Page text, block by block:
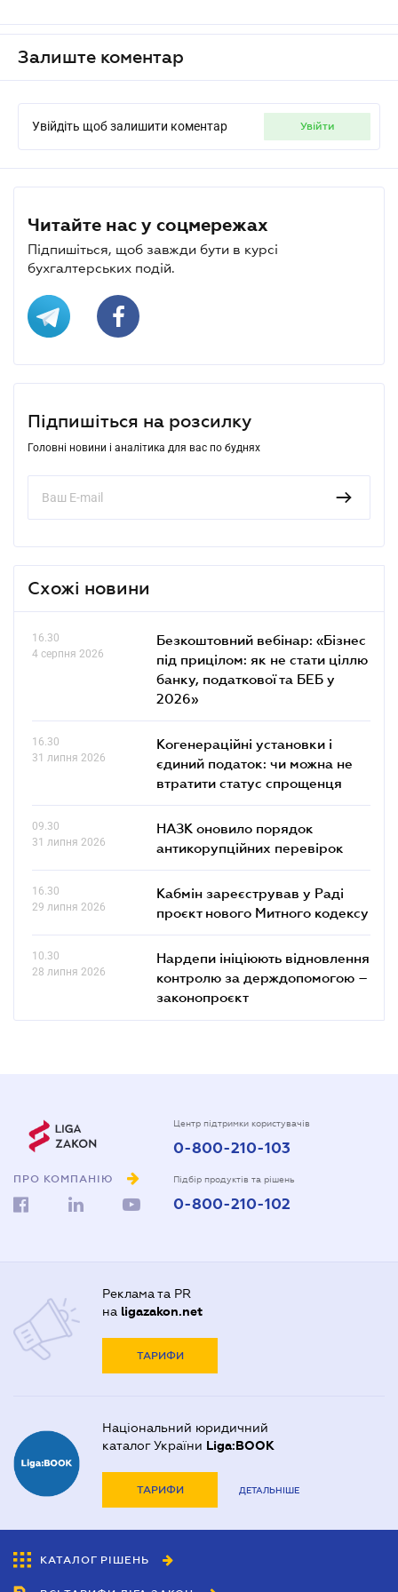
Залиште коментар
Увійдіть щоб залишити коментар увійти
Читайте нас у соцмережах
Підпишіться, щоб завжди бути в курсі
бухгалтерських подій.
Підпишіться на розсилку
Головні новини і аналітика для вас по буднях
Схожі новини
16.30
4 серпня 2026
Безкоштовний вебінар: «Бізнес
під прицілом: як не стати ціллю
банку, податкової та БЕБ у
2026»
16.30
31 липня 2026
Когенераційні установки і
єдиний податок: чи можна не
втратити статус спрощенця
09.30
31 липня 2026
НАЗК оновило порядок
антикорупційних перевірок
16.30
29 липня 2026
Кабмін зареєстрував у Раді
проєкт нового Митного кодексу
10.30
28 липня 2026
Нардепи ініціюють відновлення
контролю за держдопомогою –
законопроєкт
ПРО КОМПАНІЮ
Центр підтримки користувачів
0-800-210-103
Підбір продуктів та рішень
0-800-210-102
Реклама та PR
на ligazakon.net
ТАРИФИ
Національний юридичний
каталог України Liga:BOOK
ТАРИФИ ДЕТАЛЬНІШЕ
КАТАЛОГ РІШЕНЬ